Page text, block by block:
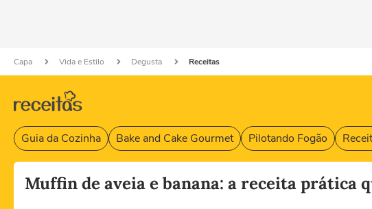
Capa Vida e Estilo Degusta Receitas
Guia da Cozinha Bake and Cake Gourmet Pilotando Fogão
Muffin de aveia e banana: a receita prática